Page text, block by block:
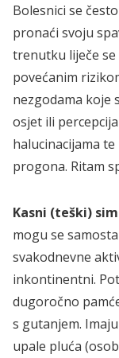
Bolesnici se
pronaći svoju
trenutku liječe se
povećanim
nezgodama koje
osjet ili
halucinacijama
progona. Ritam
Kasni (teški)
mogu se
svakodnevne
inkontinentni.
dugoročno
s gutanjem.
upale pluća